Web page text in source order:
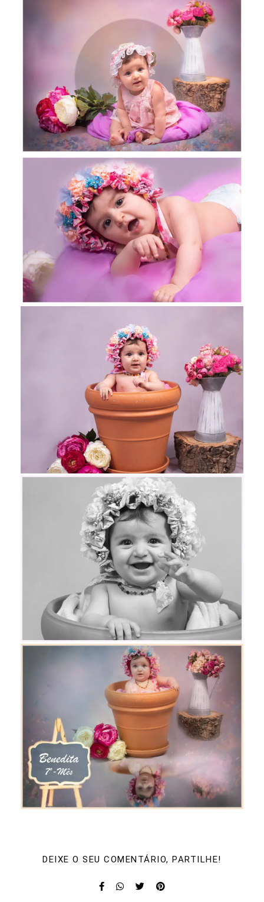
DEIXE O SEU COMENTÁRIO, PARTILHE!